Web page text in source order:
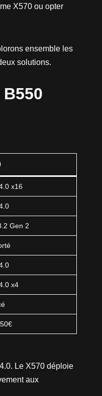
X570 ou opter
ensemble les
solutions.
x16
Gen 2
x4
Le X570 déploie
aux